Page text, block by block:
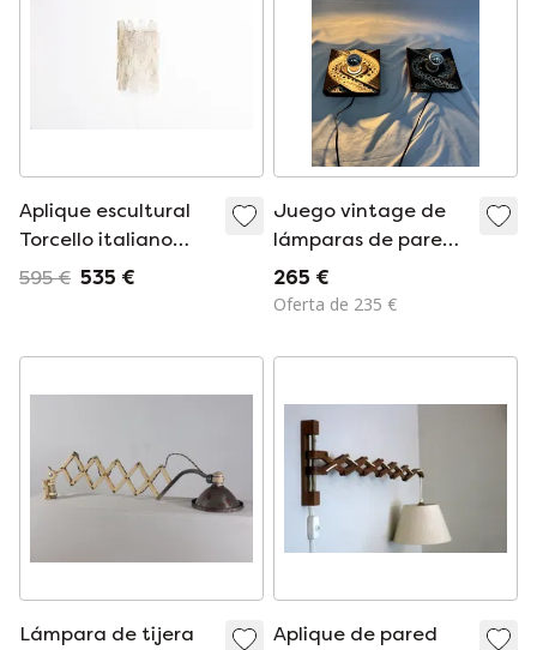
Aplique escultural
Torcello italiano
grande de cristal de
595 € 535 €
Juego vintage de
lámparas de pared
de cerámica con
forma de lava
Leuchten
265 €
Oferta de 235 €
Lámpara de tijera
Aplique de pared